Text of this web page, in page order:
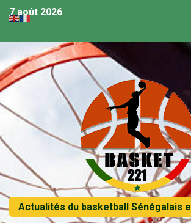
7 août 2026
Actualités du basketball Sénégalais